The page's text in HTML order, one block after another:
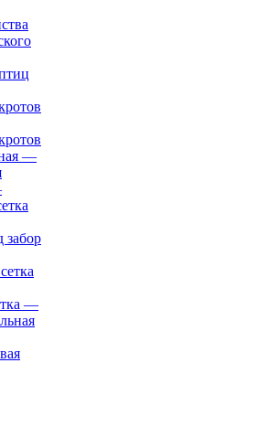
—
забор
—